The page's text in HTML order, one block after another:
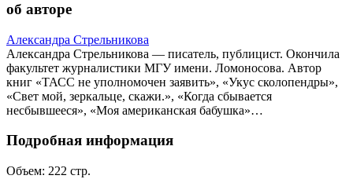
об авторе
Александра Стрельникова
Александра Стрельникова — писатель, публицист. Окончила
факультет журналистики МГУ имени. Ломоносова. Автор
книг «ТАСС не уполномочен заявить», «Укус сколопендры»,
«Свет мой, зеркальце, скажи.», «Когда сбывается
несбывшееся», «Моя американская бабушка»…
Подробная информация
Объем: 222 стр.